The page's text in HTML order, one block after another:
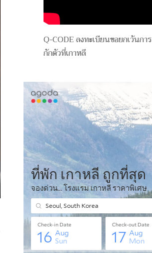
Q-CODE ลงทะเบียนขอยกเว้นการ
กักตัวที่เกาหลี